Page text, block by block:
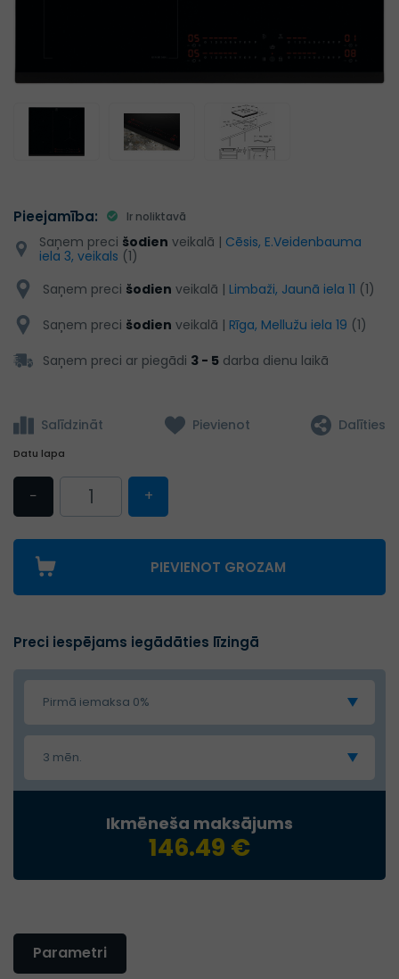
Pieejamība: Ir noliktavā
Saņem preci šodien veikalā | Cēsis, E.Veidenbauma
iela 3, veikals (1)
Saņem preci šodien veikalā | Limbaži, Jaunā iela 11 (1)
Saņem preci šodien veikalā | Rīga, Mellužu iela 19 (1)
Saņem preci ar piegādi 3 - 5 darba dienu laikā
Salīdzināt Pievienot Dalīties
Datu lapa
− +
PIEVIENOT GROZAM
Preci iespējams iegādāties līzingā
Pirmā iemaksa 0%
3 mēn.
Ikmēneša maksājums
146.49 €
Parametri